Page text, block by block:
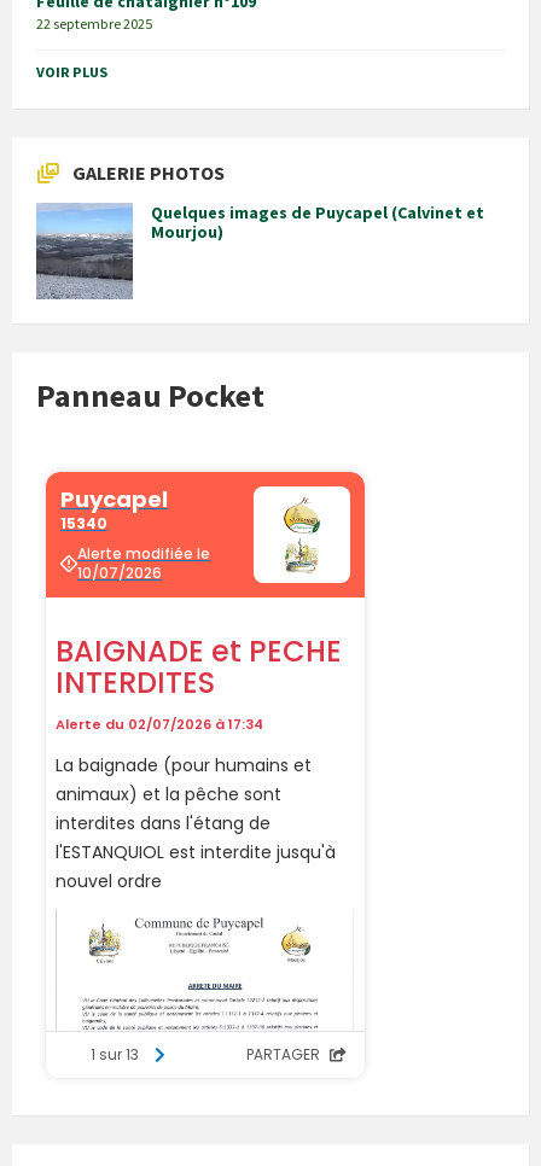
22 septembre 2025
VOIR PLUS
GALERIE PHOTOS
Quelques images de Puycapel (Calvinet et
Mourjou)
Panneau Pocket